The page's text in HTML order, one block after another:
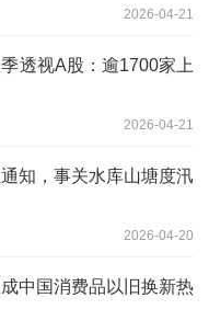
2026-04-21
透视A股：逾1700家上
2026-04-21
知，事关水库山塘度汛
2026-04-20
中国消费品以旧换新热